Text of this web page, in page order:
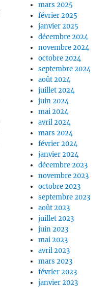
mars 2025
février 2025
janvier 2025
décembre 2024
novembre 2024
octobre 2024
septembre 2024
août 2024
juillet 2024
juin 2024
mai 2024
avril 2024
mars 2024
février 2024
janvier 2024
décembre 2023
novembre 2023
octobre 2023
septembre 2023
août 2023
juillet 2023
juin 2023
mai 2023
avril 2023
mars 2023
février 2023
janvier 2023